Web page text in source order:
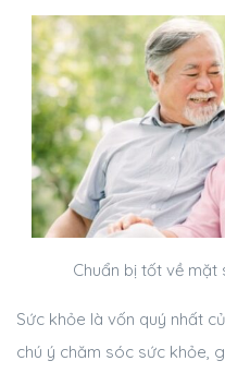
Chuẩn bị tốt về mặt
Sức khỏe là vốn quý nhất
chú ý chăm sóc sức khỏe,